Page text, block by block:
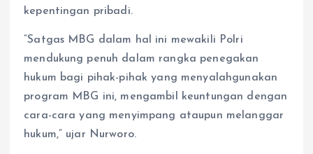
kepentingan pribadi.
“Satgas MBG dalam hal ini mewakili Polri
mendukung penuh dalam rangka penegakan
hukum bagi pihak-pihak yang menyalahgunakan
program MBG ini, mengambil keuntungan dengan
cara-cara yang menyimpang ataupun melanggar
hukum,” ujar Nurworo.